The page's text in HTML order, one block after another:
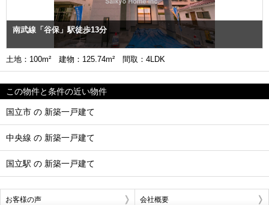
南武線「谷保」駅徒歩13分
土地：100m² 建物：125.74m² 間取：4LDK
この物件と条件の近い物件
国立市 の 新築一戸建て
中央線 の 新築一戸建て
国立駅 の 新築一戸建て
お客様の声 会社概要